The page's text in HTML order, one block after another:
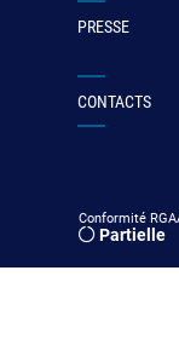
PRESSE
CONTACTS
Conformité
Partielle